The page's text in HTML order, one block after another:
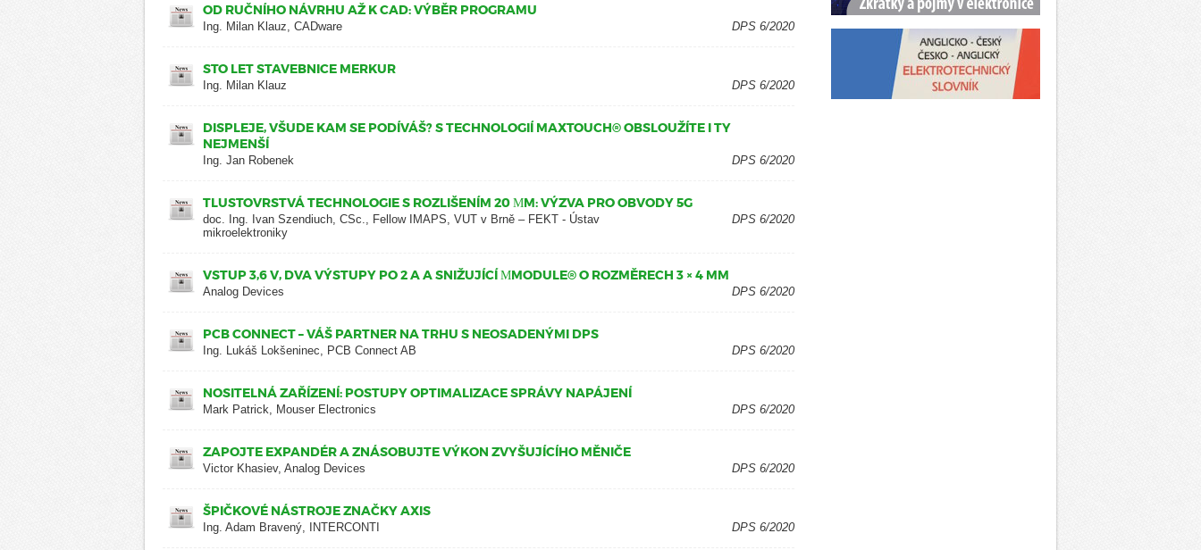
OD RUČNÍHO NÁVRHU AŽ K CAD: VÝBĚR PROGRAMU
DPS 6/2020
Ing. Milan Klauz, CADware
STO LET STAVEBNICE MERKUR
DPS 6/2020
Ing. Milan Klauz
DISPLEJE, VŠUDE KAM SE PODÍVÁŠ? S TECHNOLOGIÍ MAXTOUCH® OBSLOUŽÍTE I TY
NEJMENŠÍ
DPS 6/2020
Ing. Jan Robenek
TLUSTOVRSTVÁ TECHNOLOGIE S ROZLIŠENÍM 20 ΜM: VÝZVA PRO OBVODY 5G
DPS 6/2020
doc. Ing. Ivan Szendiuch, CSc., Fellow IMAPS, VUT v Brně – FEKT - Ústav
mikroelektroniky
VSTUP 3,6 V, DVA VÝSTUPY PO 2 A A SNIŽUJÍCÍ ΜMODULE® O ROZMĚRECH 3 × 4 MM
DPS 6/2020
Analog Devices
PCB CONNECT – VÁŠ PARTNER NA TRHU S NEOSADENÝMI DPS
DPS 6/2020
Ing. Lukáš Lokšeninec, PCB Connect AB
NOSITELNÁ ZAŘÍZENÍ: POSTUPY OPTIMALIZACE SPRÁVY NAPÁJENÍ
DPS 6/2020
Mark Patrick, Mouser Electronics
ZAPOJTE EXPANDÉR A ZNÁSOBUJTE VÝKON ZVYŠUJÍCÍHO MĚNIČE
DPS 6/2020
Victor Khasiev, Analog Devices
ŠPIČKOVÉ NÁSTROJE ZNAČKY AXIS
DPS 6/2020
Ing. Adam Bravený, INTERCONTI